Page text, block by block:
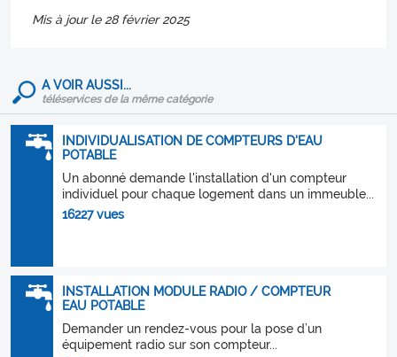
Mis à jour le 28 février 2025
A VOIR AUSSI...
téléservices de la même catégorie
INDIVIDUALISATION DE COMPTEURS D'EAU
POTABLE
Un abonné demande l'installation d'un compteur
individuel pour chaque logement dans un immeuble...
16227 vues
INSTALLATION MODULE RADIO / COMPTEUR
EAU POTABLE
Demander un rendez-vous pour la pose d’un
équipement radio sur son compteur...